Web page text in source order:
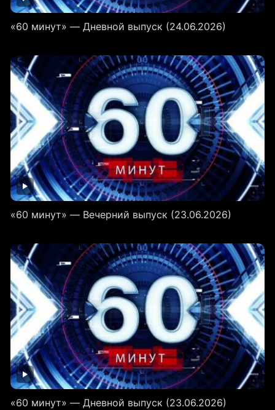
«60 минут» — Дневной выпуск (24.06.2026)
«60 минут» — Вечерний выпуск (23.06.2026)
«60 минут» — Дневной выпуск (23.06.2026)